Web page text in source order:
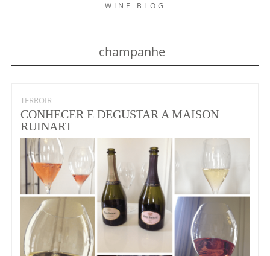
WINE BLOG
champanhe
TERROIR
CONHECER E DEGUSTAR A MAISON
RUINART